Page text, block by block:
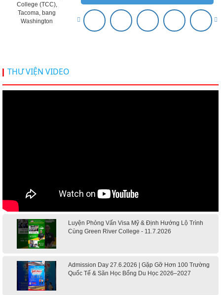
College (TCC),
Tacoma, bang
Washington
THƯ VIỆN VIDEO
Luyện Phỏng Vấn Visa Mỹ & Định Hướng Lộ Trình
Cùng Green River College - 11.7.2026
Admission Day 27.6.2026 | Gặp Gỡ Hơn 100 Trường
Quốc Tế & Săn Học Bổng Du Học 2026–2027